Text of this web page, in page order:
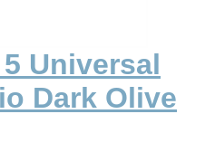
Universal
Dark Olive